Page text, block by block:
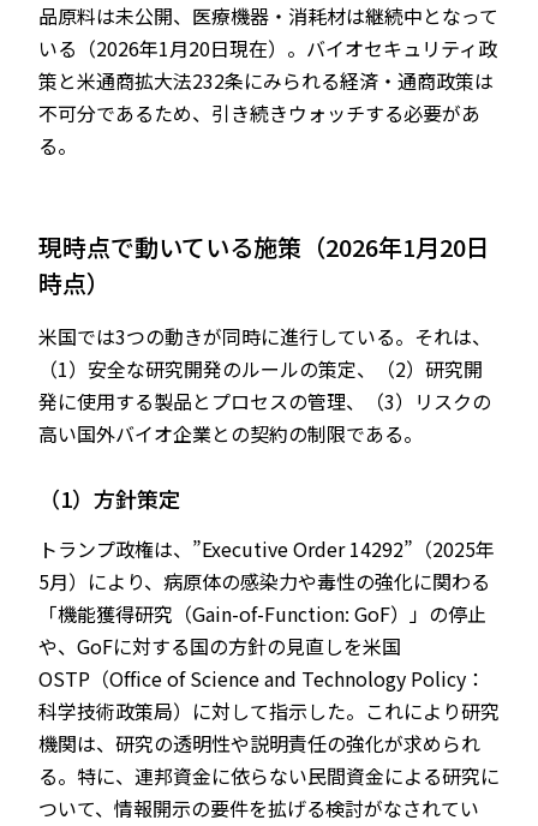
品原料は未公開、医療機器・消耗材は継続中となって
いる（2026年1月20日現在）。バイオセキュリティ政
策と米通商拡大法232条にみられる経済・通商政策は
不可分であるため、引き続きウォッチする必要があ
る。
現時点で動いている施策（2026年1月20日
時点）
米国では3つの動きが同時に進行している。それは、
（1）安全な研究開発のルールの策定、（2）研究開
発に使用する製品とプロセスの管理、（3）リスクの
高い国外バイオ企業との契約の制限である。
（1）方針策定
トランプ政権は、”Executive Order 14292”（2025年
5月）により、病原体の感染力や毒性の強化に関わる
「機能獲得研究（Gain-of-Function: GoF）」の停止
や、GoFに対する国の方針の見直しを米国
OSTP（Office of Science and Technology Policy：
科学技術政策局）に対して指示した。これにより研究
機関は、研究の透明性や説明責任の強化が求められ
る。特に、連邦資金に依らない民間資金による研究に
ついて、情報開示の要件を拡げる検討がなされてい